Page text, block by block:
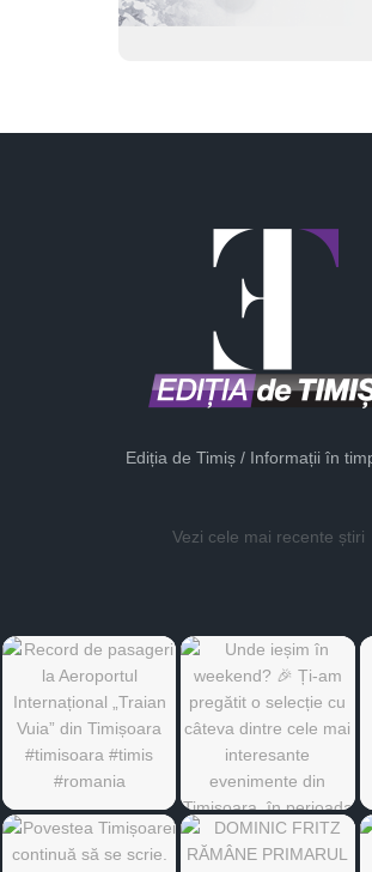
Ediția de Timiș / Informații în
Vezi cele mai recente știri